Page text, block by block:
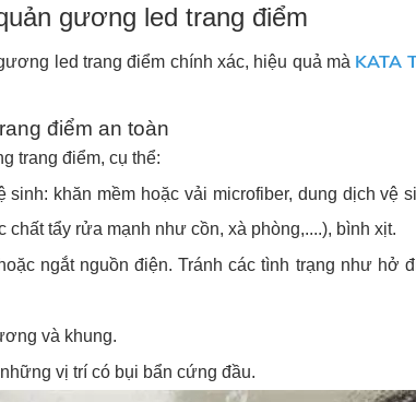
gương led trang điểm
led trang điểm chính xác, hiệu quả mà KATA
điểm an toàn
trang điểm, cụ thể:
khăn mềm hoặc vải microfiber, dung dịch vệ
tẩy rửa mạnh như cồn, xà phòng,....), bình xịt.
ngắt nguồn điện. Tránh các tình trạng như hở
và khung.
vị trí có bụi bẩn cứng đầu.